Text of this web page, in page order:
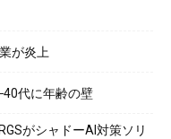
が炎上
代に年齢の壁
がシャドーAI対策ソリ